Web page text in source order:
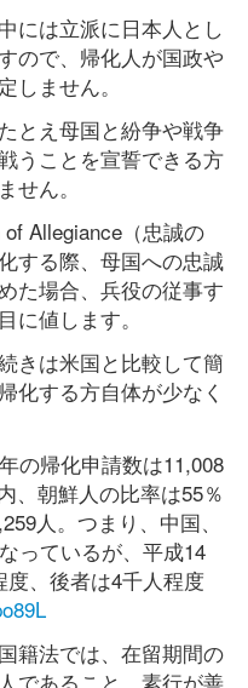
には立派に日本人とし
ので、帰化人が国政や
しません。
とえ母国と紛争や戦争
うことを宣誓できる方
せん。
Allegiance（忠誠の
する際、母国への忠誠
た場合、兵役の従事す
に値します。
きは米国と比較して簡
化する方自体が少なく
の帰化申請数は11,008
、朝鮮人の比率は55％
人。つまり、中国、
っているが、平成14
、後者は4千人程度
籍法では、在留期間の
であること、素行が善